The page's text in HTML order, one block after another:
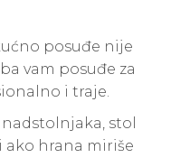
posuđe nije
vam posuđe za
i traje.
stol
ako hrana miriše